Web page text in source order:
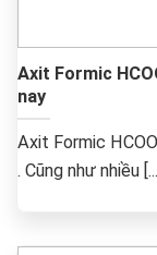
Axit Formic
nay
Axit Formic
. Cũng như nhiều